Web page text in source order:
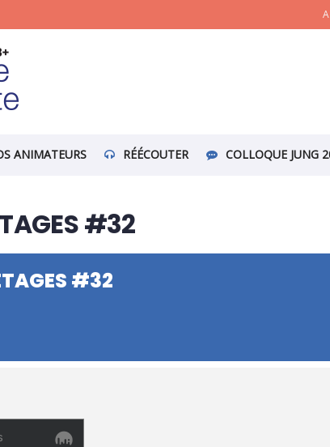
ANIMATEURS RÉÉCOUTER COLLOQUE JUNG
#32
#32